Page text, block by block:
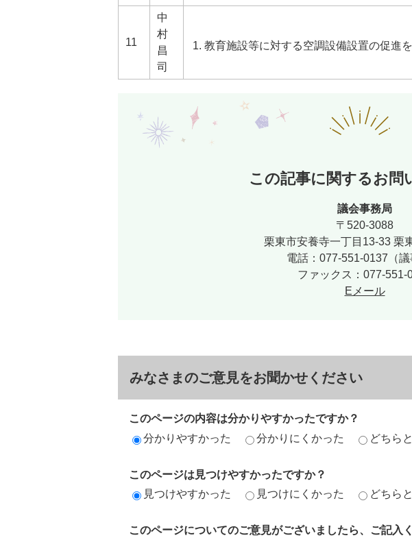
11
中
村
昌
司
教育施設等に対する空調設備設置の促進を
この記事に関するお問
議会事務局
〒520-3088
栗東市安養寺一丁目13-33 栗
電話：077-551-0137（議
ファックス：077-551-
Eメール
みなさまのご意見をお聞かせください
このページの内容は分かりやすかったですか？
分かりやすかった
分かりにくかった どちら
このページは見つけやすかったですか？
見つけやすかった
見つけにくかった どちら
このページについてのご意見がございましたら、ご記入く